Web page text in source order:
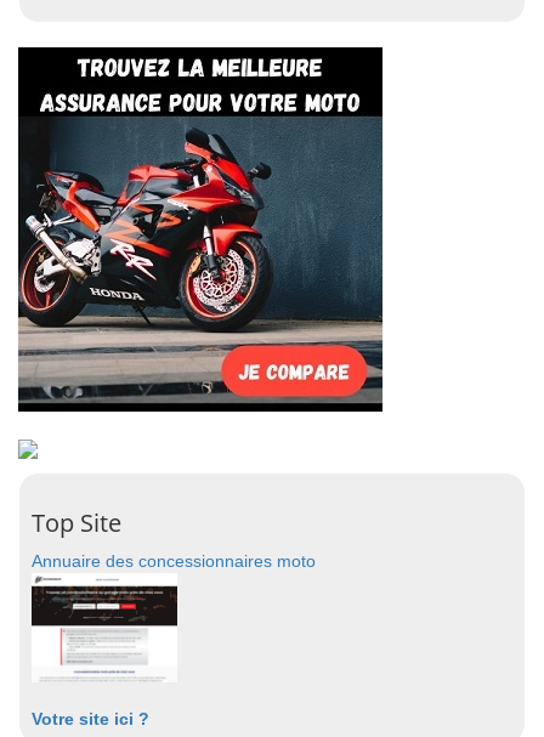
Top Site
Annuaire des concessionnaires moto
Votre site ici ?